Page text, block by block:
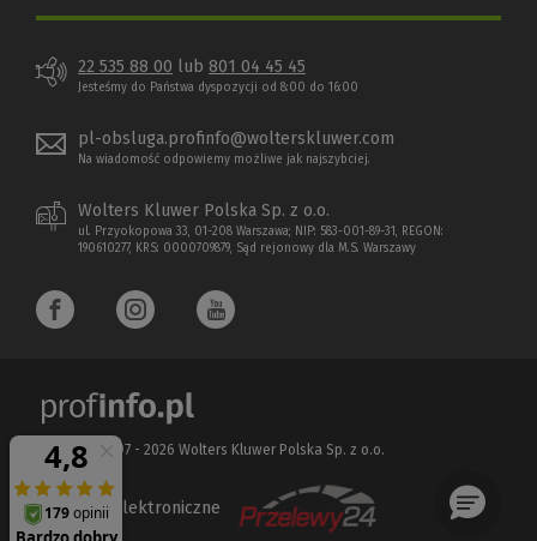
22 535 88 00 lub 801 04 45 45
Jesteśmy do Państwa dyspozycji od 8:00 do 16:00
pl-obsluga.profinfo@wolterskluwer.com
Na wiadomość odpowiemy możliwe jak najszybciej.
Wolters Kluwer Polska Sp. z o.o.
ul. Przyokopowa 33, 01-208 Warszawa; NIP: 583-001-89-31, REGON:
190610277, KRS: 0000709879, Sąd rejonowy dla M.S. Warszawy
Copyright 1997 - 2026 Wolters Kluwer Polska Sp. z o.o.
Płatności elektroniczne
(Nowe
(Link